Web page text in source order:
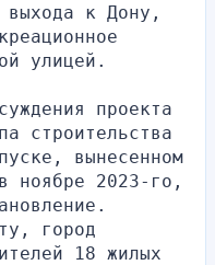
выхода к Дону,
улицей.
проекта
строительства
вынесенном
ноябре 2023-го,
город
18 жилых